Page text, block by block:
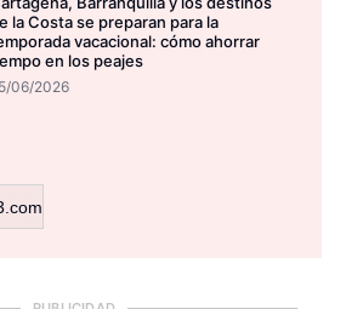
la Costa se preparan para la
vacacional: cómo ahorrar
en los peajes
06/2026